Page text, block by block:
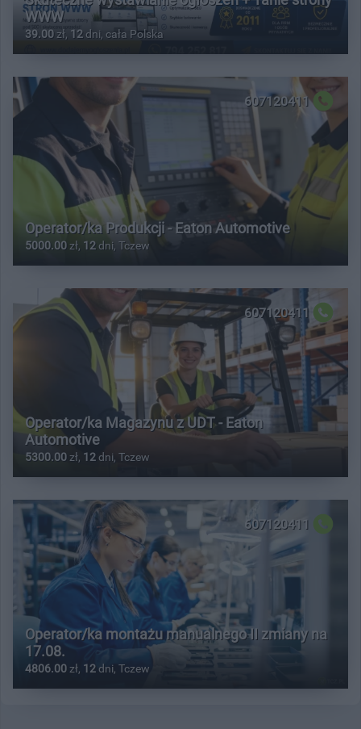
WWW
39.00 zł, 12 dni, cała Polska
607120411
Operator/ka Produkcji - Eaton Automotive
5000.00 zł, 12 dni, Tczew
607120411
Operator/ka Magazynu z UDT - Eaton
Automotive
5300.00 zł, 12 dni, Tczew
607120411
Operator/ka montażu manualnego II zmiany na
17.08.
4806.00 zł, 12 dni, Tczew